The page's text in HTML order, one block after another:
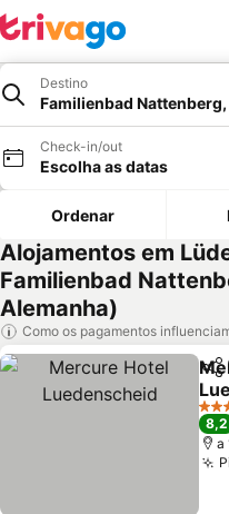
Destino
Familienbad
Check-in/out
Escolha as datas
Ordenar
Alojamentos em
Familienbad
Alemanha)
Como os pagamentos
Ver
4
8,2
a